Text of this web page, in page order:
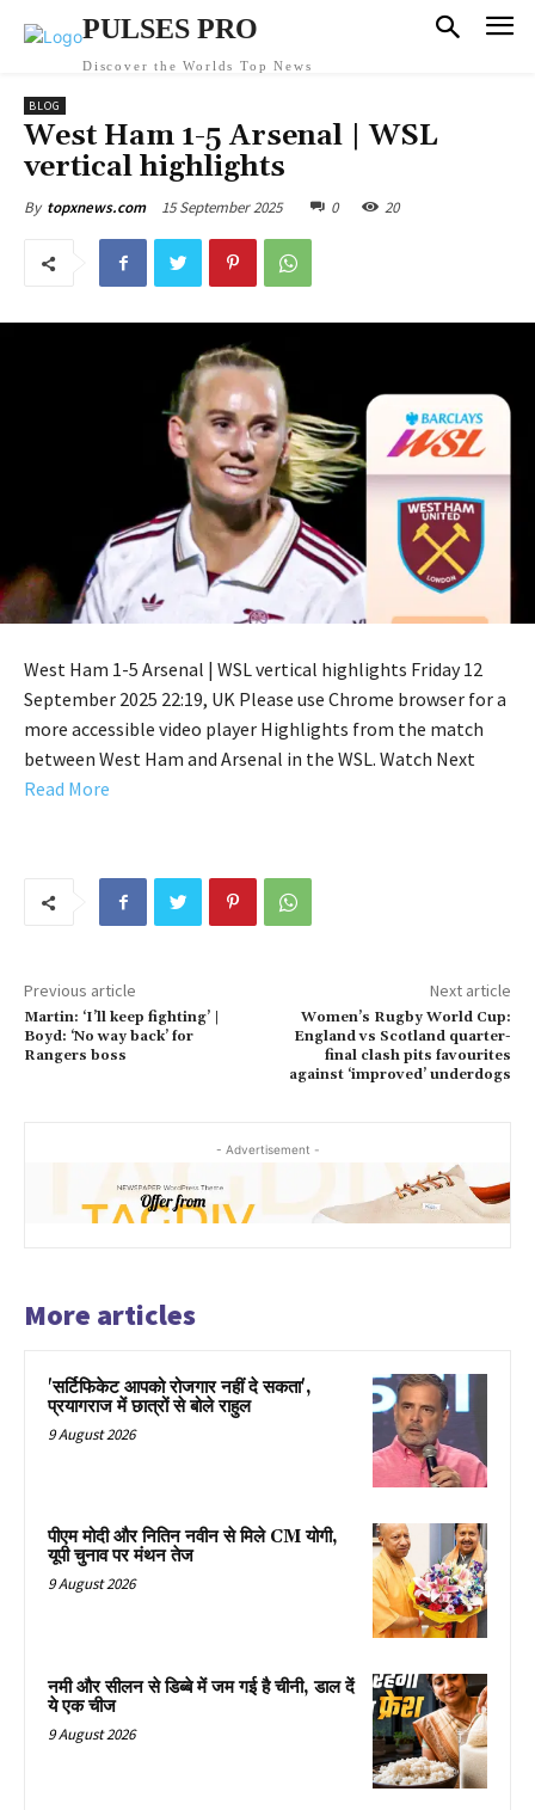
PULSES PRO
Discover the Worlds Top News
BLOG
West Ham 1-5 Arsenal | WSL
vertical highlights
By topxnews.com 15 September 2025 0 20
West Ham 1-5 Arsenal | WSL vertical highlights Friday 12
September 2025 22:19, UK Please use Chrome browser for a
more accessible video player Highlights from the match
between West Ham and Arsenal in the WSL. Watch Next
Read More
Previous article
Martin: ‘I’ll keep fighting’ |
Boyd: ‘No way back’ for
Rangers boss
Next article
Women’s Rugby World Cup:
England vs Scotland quarter-
final clash pits favourites
against ‘improved’ underdogs
- Advertisement -
More articles
'सर्टिफिकेट आपको रोजगार नहीं दे सकता',
प्रयागराज में छात्रों से बोले राहुल
9 August 2026
पीएम मोदी और नितिन नवीन से मिले CM योगी,
यूपी चुनाव पर मंथन तेज
9 August 2026
नमी और सीलन से डिब्बे में जम गई है चीनी, डाल दें
ये एक चीज
9 August 2026